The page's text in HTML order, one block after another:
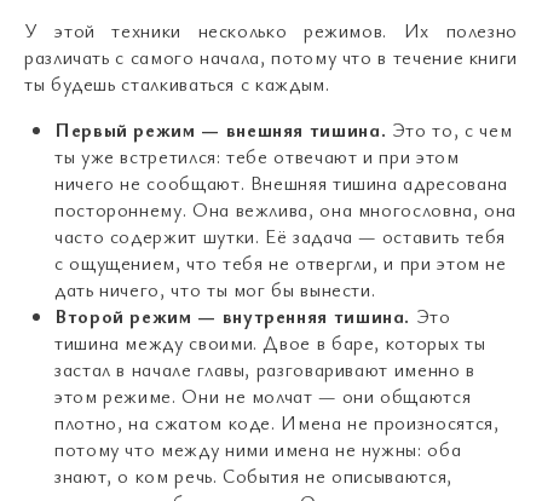
У этой техники несколько режимов. Их полезно
различать с самого начала, потому что в течение книги
ты будешь сталкиваться с каждым.
Первый режим — внешняя тишина. Это то, с чем
ты уже встретился: тебе отвечают и при этом
ничего не сообщают. Внешняя тишина адресована
постороннему. Она вежлива, она многословна, она
часто содержит шутки. Её задача — оставить тебя
с ощущением, что тебя не отвергли, и при этом не
дать ничего, что ты мог бы вынести.
Второй режим — внутренняя тишина. Это
тишина между своими. Двое в баре, которых ты
застал в начале главы, разговаривают именно в
этом режиме. Они не молчат — они общаются
плотно, на сжатом коде. Имена не произносятся,
потому что между ними имена не нужны: оба
знают, о ком речь. События не описываются,